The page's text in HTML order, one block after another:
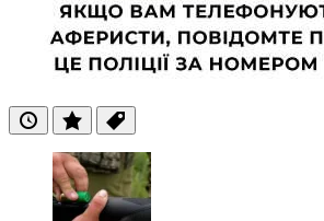
ОстанніПопулярні
Теги